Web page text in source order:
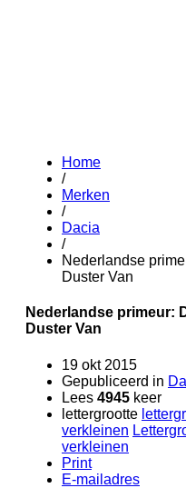
Home
/
Merken
/
Dacia
/
Nederlandse
Duster Van
Nederlandse primeur:
Duster Van
19 okt 2015
Gepubliceerd in
Lees 4945 keer
lettergrootte
verkleinen
verkleinen
Print
E-mailadres